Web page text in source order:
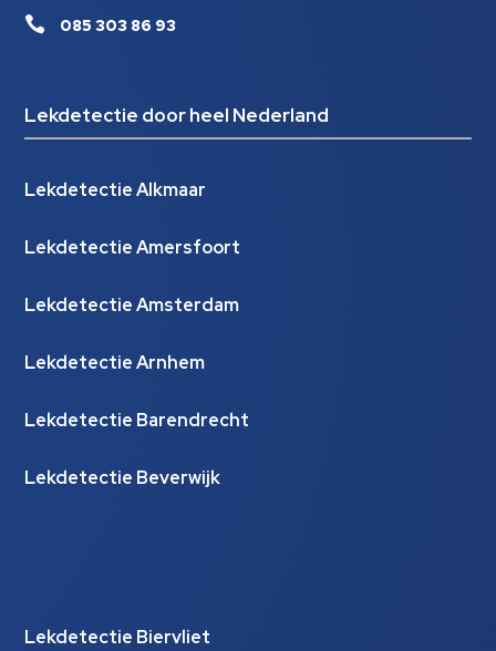
 085 303 86 93
Lekdetectie door heel Nederland
Lekdetectie Alkmaar
Lekdetectie Amersfoort
Lekdetectie Amsterdam
Lekdetectie Arnhem
Lekdetectie Barendrecht
Lekdetectie Beverwijk
Lekdetectie Biervliet